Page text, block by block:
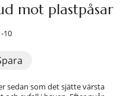
mot plastpåsar
10
sedan som det sjätte värsta